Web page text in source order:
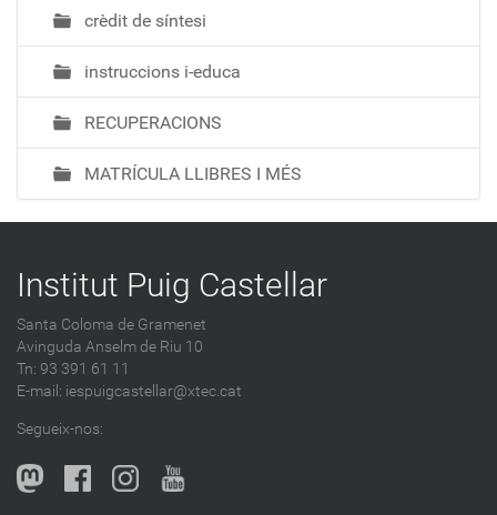
crèdit de síntesi
instruccions i-educa
RECUPERACIONS
MATRÍCULA LLIBRES I MÉS
Institut Puig Castellar
Santa Coloma de Gramenet
Avinguda Anselm de Riu 10
Tn: 93 391 61 11
E-mail: iespuigcastellar@xtec.cat
Segueix-nos: